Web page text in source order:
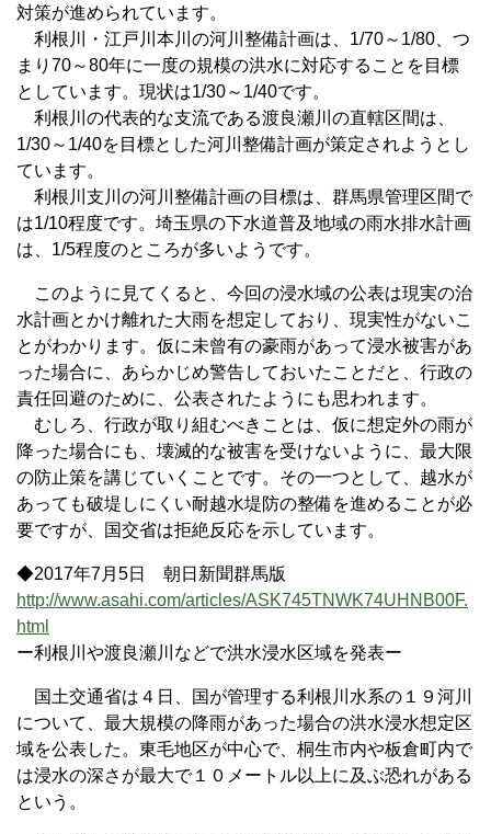
対策が進められています。
利根川・江戸川本川の河川整備計画は、1/70～1/80、つ
まり70～80年に一度の規模の洪水に対応することを目標
としています。現状は1/30～1/40です。
利根川の代表的な支流である渡良瀬川の直轄区間は、
1/30～1/40を目標とした河川整備計画が策定されようとし
ています。
利根川支川の河川整備計画の目標は、群馬県管理区間で
は1/10程度です。埼玉県の下水道普及地域の雨水排水計画
は、1/5程度のところが多いようです。
このように見てくると、今回の浸水域の公表は現実の治
水計画とかけ離れた大雨を想定しており、現実性がないこ
とがわかります。仮に未曾有の豪雨があって浸水被害があ
った場合に、あらかじめ警告しておいたことだと、行政の
責任回避のために、公表されたようにも思われます。
むしろ、行政が取り組むべきことは、仮に想定外の雨が
降った場合にも、壊滅的な被害を受けないように、最大限
の防止策を講じていくことです。その一つとして、越水が
あっても破堤しにくい耐越水堤防の整備を進めることが必
要ですが、国交省は拒絶反応を示しています。
◆2017年7月5日 朝日新聞群馬版
http://www.asahi.com/articles/ASK745TNWK74UHNB00F.
html
ー利根川や渡良瀬川などで洪水浸水区域を発表ー
国土交通省は４日、国が管理する利根川水系の１９河川
について、最大規模の降雨があった場合の洪水浸水想定区
域を公表した。東毛地区が中心で、桐生市内や板倉町内で
は浸水の深さが最大で１０メートル以上に及ぶ恐れがある
という。